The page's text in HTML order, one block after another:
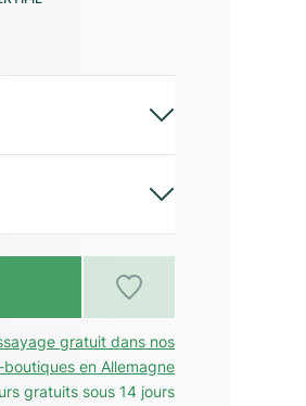
gratuit dans nos
boutiques en Allemagne
gratuits sous 14 jours